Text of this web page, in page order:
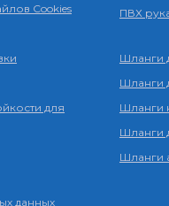
Cookies
для
данных
ПВХ
Шланги
Шланги
Шланги
Шланги
Шланги